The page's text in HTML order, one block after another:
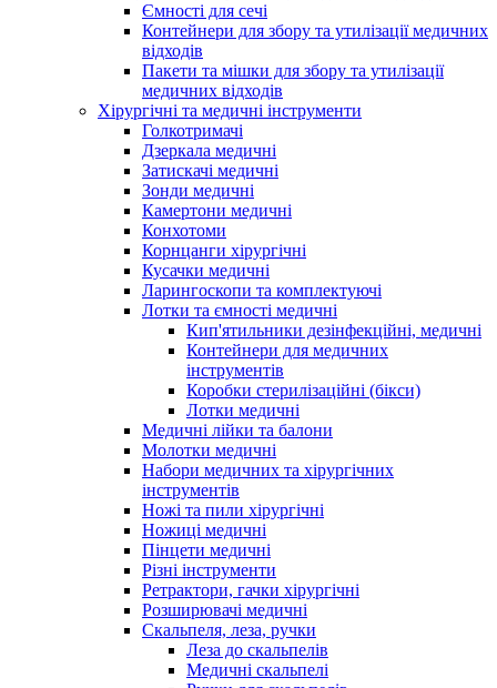
Ємності для сечі
Контейнери для збору та утилізації медичних
відходів
Пакети та мішки для збору та утилізації
медичних відходів
Хірургічні та медичні інструменти
Голкотримачі
Дзеркала медичні
Затискачі медичні
Зонди медичні
Камертони медичні
Конхотоми
Корнцанги хірургічні
Кусачки медичні
Ларингоскопи та комплектуючі
Лотки та ємності медичні
Кип'ятильники дезінфекційні, медичні
Контейнери для медичних
інструментів
Коробки стерилізаційні (бікси)
Лотки медичні
Медичні лійки та балони
Молотки медичні
Набори медичних та хірургічних
інструментів
Ножі та пили хірургічні
Ножиці медичні
Пінцети медичні
Різні інструменти
Ретрактори, гачки хірургічні
Розширювачі медичні
Скальпеля, леза, ручки
Леза до скальпелів
Медичні скальпелі